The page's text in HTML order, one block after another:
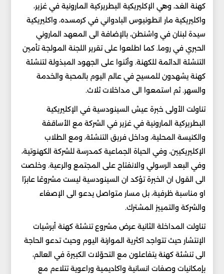
كهنة الغد، وهي الإكليريكية البطريركية المارونية في غزير،
واكليريكية مار انطونيوس البادواني في كرمسده، واكليريكية
سيدة لبنان في واشنطن، بالإضافة الى المعهد الماروني
الحبري في روما. كما اطلعوا على تقرير اللجنة المولجة تأمين
التنشئة الدائمة للكهنة. وأثنوا على الجهود المبذولة لتنشئة
كهنة يشهدون للمسيح في عالم اليوم بالمحبة والخدمة
والسهر. ثم استمعوا الى مداخلات ثلاث.
تناولت الأولى خبرة عيش السينودسية في الإكليريكية
البطريركية المارونية في غزير في الشركة مع الأساقفة
والكنيسة المحلية، وداخل فريق التنشئة، ومع الطلاب
الإكليريكيين، وفي الحياة الجماعية كمدرسة للشركة الكهنوتية،
وفي البعد الرسولي والانفتاح على المجتمع والرعية. وخلصت
الى القول ان الخبرة تؤكد ان السينودسية ليست مشروعًا عابرًا
او مناسبة ظرفية، بل مسار متواصل يدعو الى الإصغاء
والشركة والتمييز المشترك.
تناولت المداخلة الثانية عرض مشروع تنشئة كهنة أبرشيات
الإنتشار حيث تتواجد اكثرية الموارنة اليوم وحيث تدعو الحاجة
الى تنشئة كهنة يتفاعلون مع التحوّلات الكبيرة في العالم،
بإمكانيات وصفات انسانية واكاديمية وراعوية تتلاءم مع